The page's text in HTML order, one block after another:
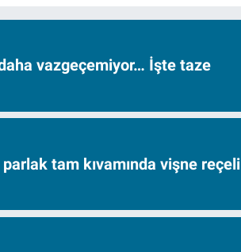
vazgeçemiyor… İşte taze
tam kıvamında vişne reçeli